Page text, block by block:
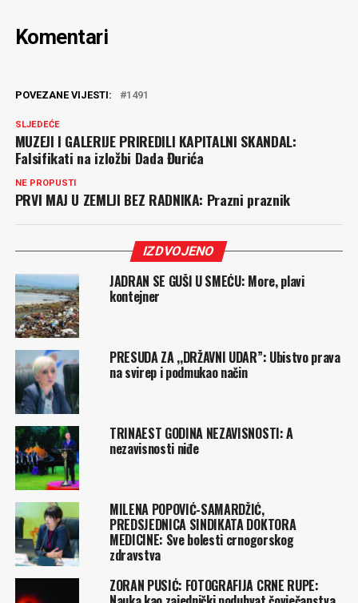
Komentari
POVEZANE VIJESTI: 1491
SLJEDEĆE
MUZEJI I GALERIJE PRIREDILI KAPITALNI SKANDAL:
Falsifikati na izložbi Dada Đurića
NE PROPUSTI
PRVI MAJ U ZEMLJI BEZ RADNIKA: Prazni praznik
IZDVOJENO
JADRAN SE GUŠI U SMEĆU: More, plavi
kontejner
PRESUDA ZA ,,DRŽAVNI UDAR”: Ubistvo prava
na svirep i podmukao način
TRINAEST GODINA NEZAVISNOSTI: A
nezavisnosti niđe
MILENA POPOVIĆ-SAMARDŽIĆ,
PREDSJEDNICA SINDIKATA DOKTORA
MEDICINE: Sve bolesti crnogorskog
zdravstva
ZORAN PUSIĆ: FOTOGRAFIJA CRNE RUPE: